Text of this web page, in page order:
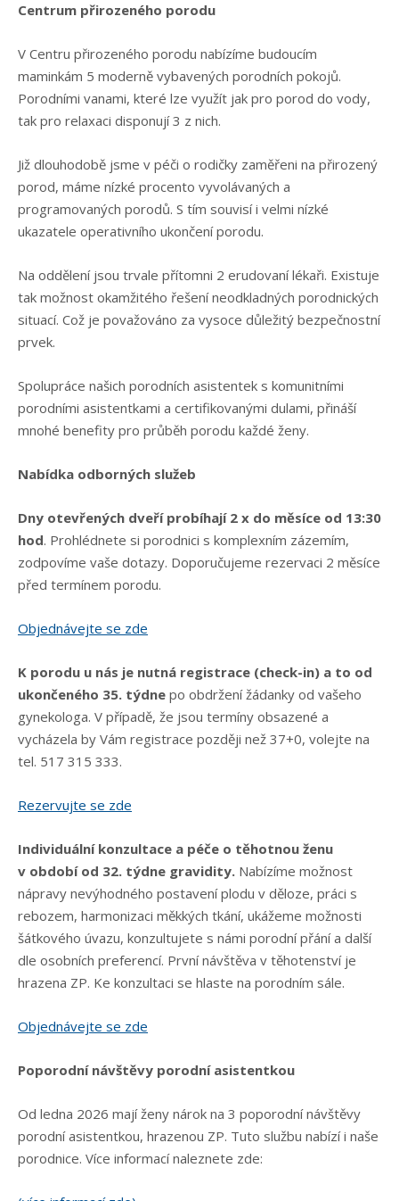
Centrum přirozeného porodu
V Centru přirozeného porodu nabízíme budoucím
maminkám 5 moderně vybavených porodních pokojů.
Porodními vanami, které lze využít jak pro porod do vody,
tak pro relaxaci disponují 3 z nich.
Již dlouhodobě jsme v péči o rodičky zaměřeni na přirozený
porod, máme nízké procento vyvolávaných a
programovaných porodů. S tím souvisí i velmi nízké
ukazatele operativního ukončení porodu.
Na oddělení jsou trvale přítomni 2 erudovaní lékaři. Existuje
tak možnost okamžitého řešení neodkladných porodnických
situací. Což je považováno za vysoce důležitý bezpečnostní
prvek.
Spolupráce našich porodních asistentek s komunitními
porodními asistentkami a certifikovanými dulami, přináší
mnohé benefity pro průběh porodu každé ženy.
Nabídka odborných služeb
Dny otevřených dveří probíhají 2 x do měsíce od 13:30
hod. Prohlédnete si porodnici s komplexním zázemím,
zodpovíme vaše dotazy. Doporučujeme rezervaci 2 měsíce
před termínem porodu.
Objednávejte se zde
K porodu u nás je nutná registrace (check-in) a to od
ukončeného 35. týdne po obdržení žádanky od vašeho
gynekologa. V případě, že jsou termíny obsazené a
vycházela by Vám registrace později než 37+0, volejte na
tel. 517 315 333.
Rezervujte se zde
Individuální konzultace a péče o těhotnou ženu
v období od 32. týdne gravidity. Nabízíme možnost
nápravy nevýhodného postavení plodu v děloze, práci s
rebozem, harmonizaci měkkých tkání, ukážeme možnosti
šátkového úvazu, konzultujete s námi porodní přání a další
dle osobních preferencí. První návštěva v těhotenství je
hrazena ZP. Ke konzultaci se hlaste na porodním sále.
Objednávejte se zde
Poporodní návštěvy porodní asistentkou
Od ledna 2026 mají ženy nárok na 3 poporodní návštěvy
porodní asistentkou, hrazenou ZP. Tuto službu nabízí i naše
porodnice. Více informací naleznete zde: